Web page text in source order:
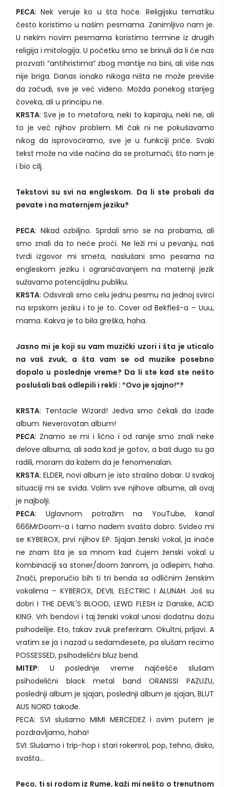
PECA: Nek veruje ko u šta hoće. Religijsku tematiku
često koristimo u našim pesmama. Zanimljivo nam je.
U nekim novim pesmama koristimo termine iz drugih
religija i mitologija. U početku smo se brinuli da li će nas
prozvati “antihristima” zbog mantije na bini, ali više nas
nije briga. Danas ionako nikoga ništa ne može previše
da začudi, sve je već viđeno. Možda ponekog starijeg
čoveka, ali u principu ne.
KRSTA: Sve je to metafora, neki to kapiraju, neki ne, ali
to je već njihov problem. Mi čak ni ne pokušavamo
nikog da isprovociramo, sve je u funkciji priče. Svaki
tekst može na više načina da se protumači, što nam je
i bio cilj.
Tekstovi su svi na engleskom. Da li ste probali da
pevate i na maternjem jeziku?
PECA: Nikad ozbiljno. Sprdali smo se na probama, ali
smo znali da to neće proći. Ne leži mi u pevanju, naš
tvrdi izgovor mi smeta, naslušani smo pesama na
engleskom jeziku i ograničavanjem na maternji jezik
sužavamo potencijalnu publiku.
KRSTA: Odsvirali smo celu jednu pesmu na jednoj svirci
na srpskom jeziku i to je to. Cover od Bekfleš-a – Uuu,
mama. Kakva je to bila greška, haha.
Jasno mi je koji su vam muzički uzori i šta je uticalo
na vaš zvuk, a šta vam se od muzike posebno
dopalo u poslednje vreme? Da li ste kad ste nešto
poslušali baš odlepili i rekli : “Ovo je sjajno!“?
KRSTA: Tentacle Wizard! Jedva smo čekali da izađe
album. Neverovatan album!
PECA: Znamo se mi i lično i od ranije smo znali neke
delove albuma, ali sada kad je gotov, a baš dugo su ga
radili, moram da kažem da je fenomenalan.
KRSTA: ELDER, novi album je isto strašno dobar. U svakoj
situaciji mi se sviđa. Volim sve njihove albume, ali ovaj
je najbolji.
PECA: Uglavnom potražim na YouTube, kanal
666MrDoom-a i tamo nađem svašta dobro. Svideo mi
se KYBEROX, prvi njihov EP. Sjajan ženski vokal, ja inače
ne znam šta je sa mnom kad čujem ženski vokal u
kombinaciji sa stoner/doom žanrom, ja odlepim, haha.
Znači, preporučio bih ti tri benda sa odličnim ženskim
vokalima – KYBEROX, DEVIL ELECTRIC I ALUNAH. Još su
dobri I THE DEVIL'S BLOOD, LEWD FLESH iz Danske, ACID
KING. Vrh bendovi i taj ženski vokal unosi dodatnu dozu
psihodelije. Eto, takav zvuk preferiram. Okultni, prljavi. A
vratim se ja i nazad u sedamdesete, pa slušam recimo
POSSESSED, psihodelični bluz bend.
MITEP: U poslednje vreme najčešće slušam
psihodelični black metal band ORANSSI PAZUZU,
poslednji album je sjajan, poslednji album je sjajan, BLUT
AUS NORD takođe.
PECA: SVI slušamo MIMI MERCEDEZ i ovim putem je
pozdravljamo, haha!
SVI: Slušamo i trip-hop i stari rokenrol, pop, tehno, disko,
svašta…
Peco, ti si rodom iz Rume, kaži mi nešto o trenutnom